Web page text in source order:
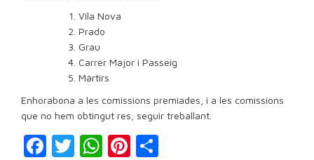
Vila Nova
Prado
Grau
Carrer Major i Passeig
Màrtirs
Enhorabona a les comissions premiades, i a les comissions
que no hem obtingut res, seguir treballant.
Facebook
Twitter
WhatsApp
Pinterest